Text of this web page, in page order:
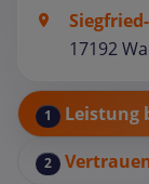
17192
1 Leistung
2